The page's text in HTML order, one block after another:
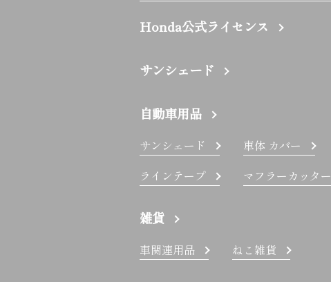
Honda公式ライセンス
サンシェード
自動車用品
サンシェード 車体 カバー
ラインテープ
マフラーカッター
雑貨
車関連用品 ねこ雑貨